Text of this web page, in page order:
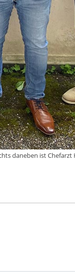
daneben ist